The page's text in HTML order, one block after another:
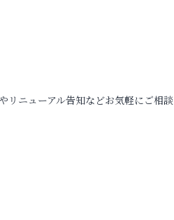
リニューアル告知などお気軽にご相